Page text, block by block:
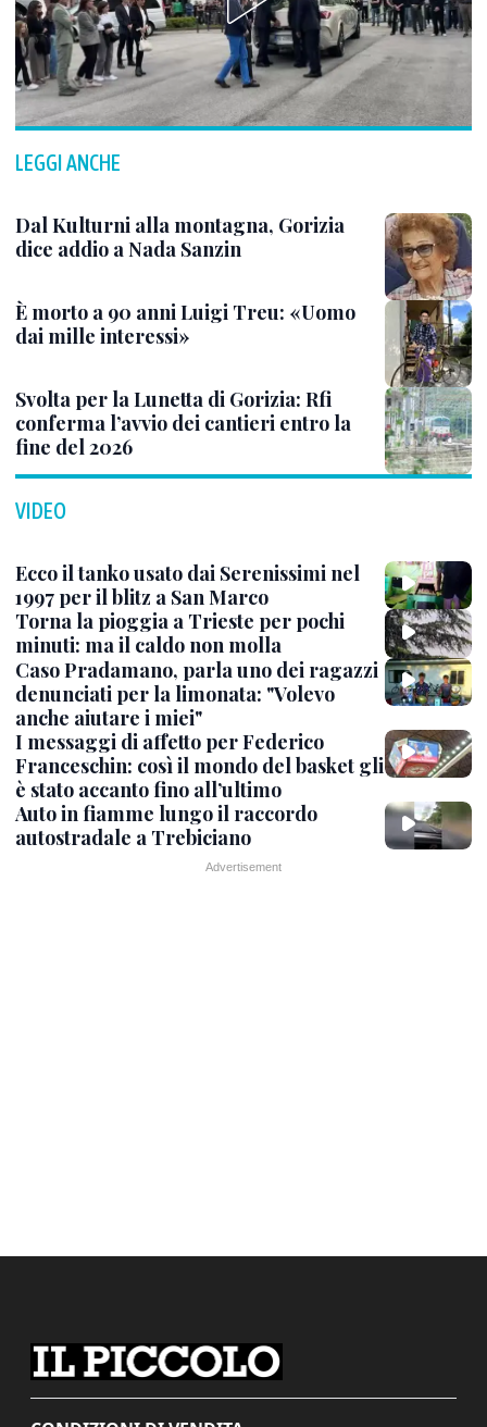
LEGGI ANCHE
Dal Kulturni alla montagna, Gorizia
dice addio a Nada Sanzin
È morto a 90 anni Luigi Treu: «Uomo
dai mille interessi»
Svolta per la Lunetta di Gorizia: Rfi
conferma l’avvio dei cantieri entro la
fine del 2026
VIDEO
Ecco il tanko usato dai Serenissimi nel
1997 per il blitz a San Marco
Torna la pioggia a Trieste per pochi
minuti: ma il caldo non molla
Caso Pradamano, parla uno dei ragazzi
denunciati per la limonata: "Volevo
anche aiutare i miei"
I messaggi di affetto per Federico
Franceschin: così il mondo del basket gli
è stato accanto fino all’ultimo
Auto in fiamme lungo il raccordo
autostradale a Trebiciano